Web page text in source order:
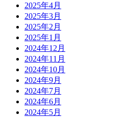
2025年4月
2025年3月
2025年2月
2025年1月
2024年12月
2024年11月
2024年10月
2024年9月
2024年7月
2024年6月
2024年5月